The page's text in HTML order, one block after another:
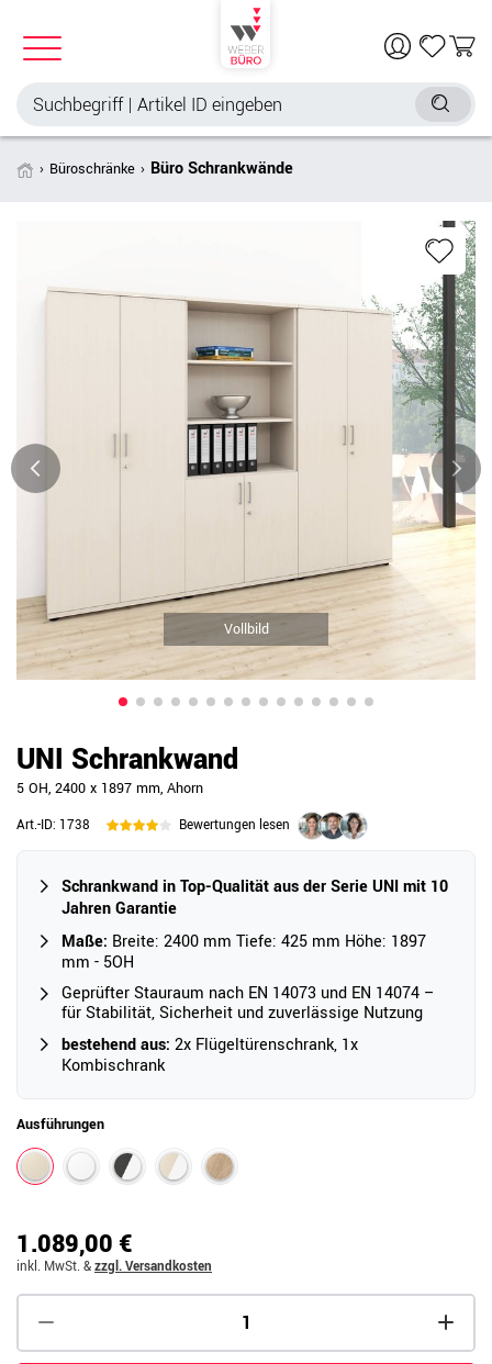
Büroschränke Büro Schrankwände
Vollbild
UNI Schrankwand
5 OH, 2400 x 1897 mm, Ahorn
Art.-ID: 1738 Bewertungen lesen
Schrankwand in Top-Qualität aus der Serie UNI mit 10
Jahren Garantie
Maße: Breite: 2400 mm Tiefe: 425 mm Höhe: 1897
mm - 5OH
Geprüfter Stauraum nach EN 14073 und EN 14074 –
für Stabilität, Sicherheit und zuverlässige Nutzung
bestehend aus: 2x Flügeltürenschrank, 1x
Kombischrank
Ausführungen
1.089,00 €
inkl. MwSt. &zzgl. Versandkosten